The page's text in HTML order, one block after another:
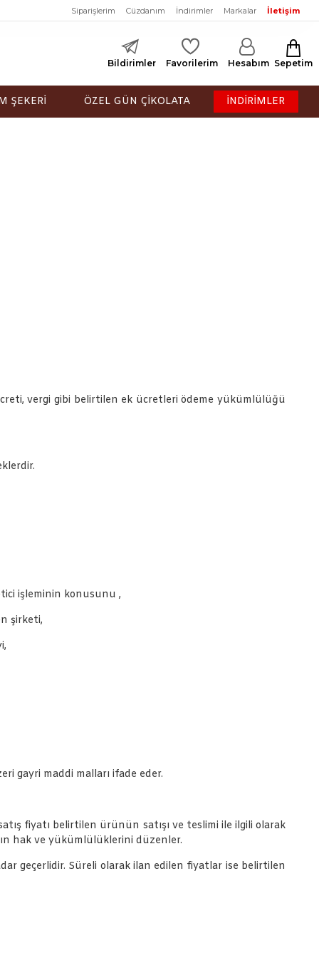
Siparişlerim Cüzdanım İndirimler Markalar İletişim
Bildirimler Favorilerim Hesabım Sepetim
ŞEKERİ ÖZEL GÜN ÇİKOLATA İNDİRİMLER
vergi gibi belirtilen ek ücretleri ödeme yükümlülüğü
işleminin konusunu ,
şirketi,
gayri maddi malları ifade eder.
fiyatı belirtilen ürünün satışı ve teslimi ile ilgili olarak
hak ve yükümlülüklerini düzenler.
geçerlidir. Süreli olarak ilan edilen fiyatlar ise belirtilen